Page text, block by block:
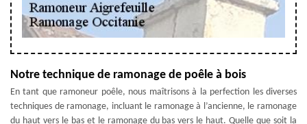
Notre technique de ramonage de poêle à bois
En tant que ramoneur poêle, nous maîtrisons à la perfection les diverses
techniques de ramonage, incluant le ramonage à l’ancienne, le ramonage
du haut vers le bas et le ramonage du bas vers le haut. Quelle que soit la